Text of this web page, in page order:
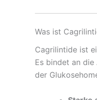
Was ist
Cagrilintide ist
Es bindet an die
der